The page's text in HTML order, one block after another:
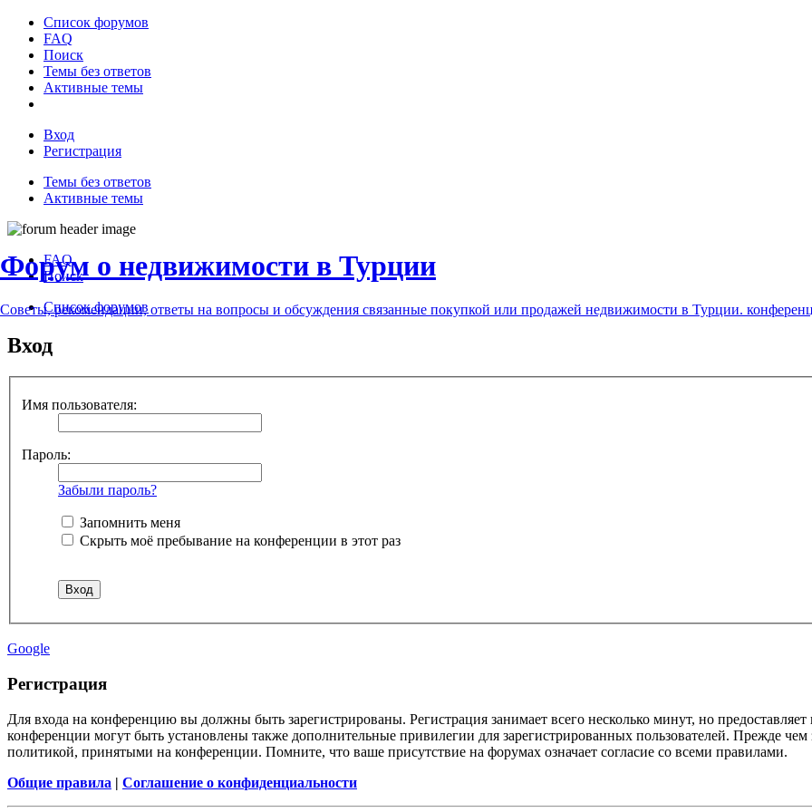
Список форумов
FAQ
Поиск
Темы без ответов
Активные темы
Вход
Регистрация
Темы без ответов
Активные темы
Форум о недвижимости в Турции
Советы, рекомендации, ответы на вопросы и обсуждения связанные покупкой или продажей недвижимости в Турции.
FAQ
Поиск
Список форумов
Вход
Имя пользователя:
Пароль:
Забыли пароль?
Запомнить меня
Скрыть моё пребывание на конференции в этот раз
Google
Регистрация
Для входа на конференцию вы должны быть зарегистрированы. Регистрация занимает всего несколько минут, но
конференции могут быть установлены также дополнительные привилегии для зарегистрированных пользователей. Прежде чем
политикой, принятыми на конференции. Помните, что ваше присутствие на форумах означает согласие со всеми правилами.
Общие правила | Соглашение о конфиденциальности